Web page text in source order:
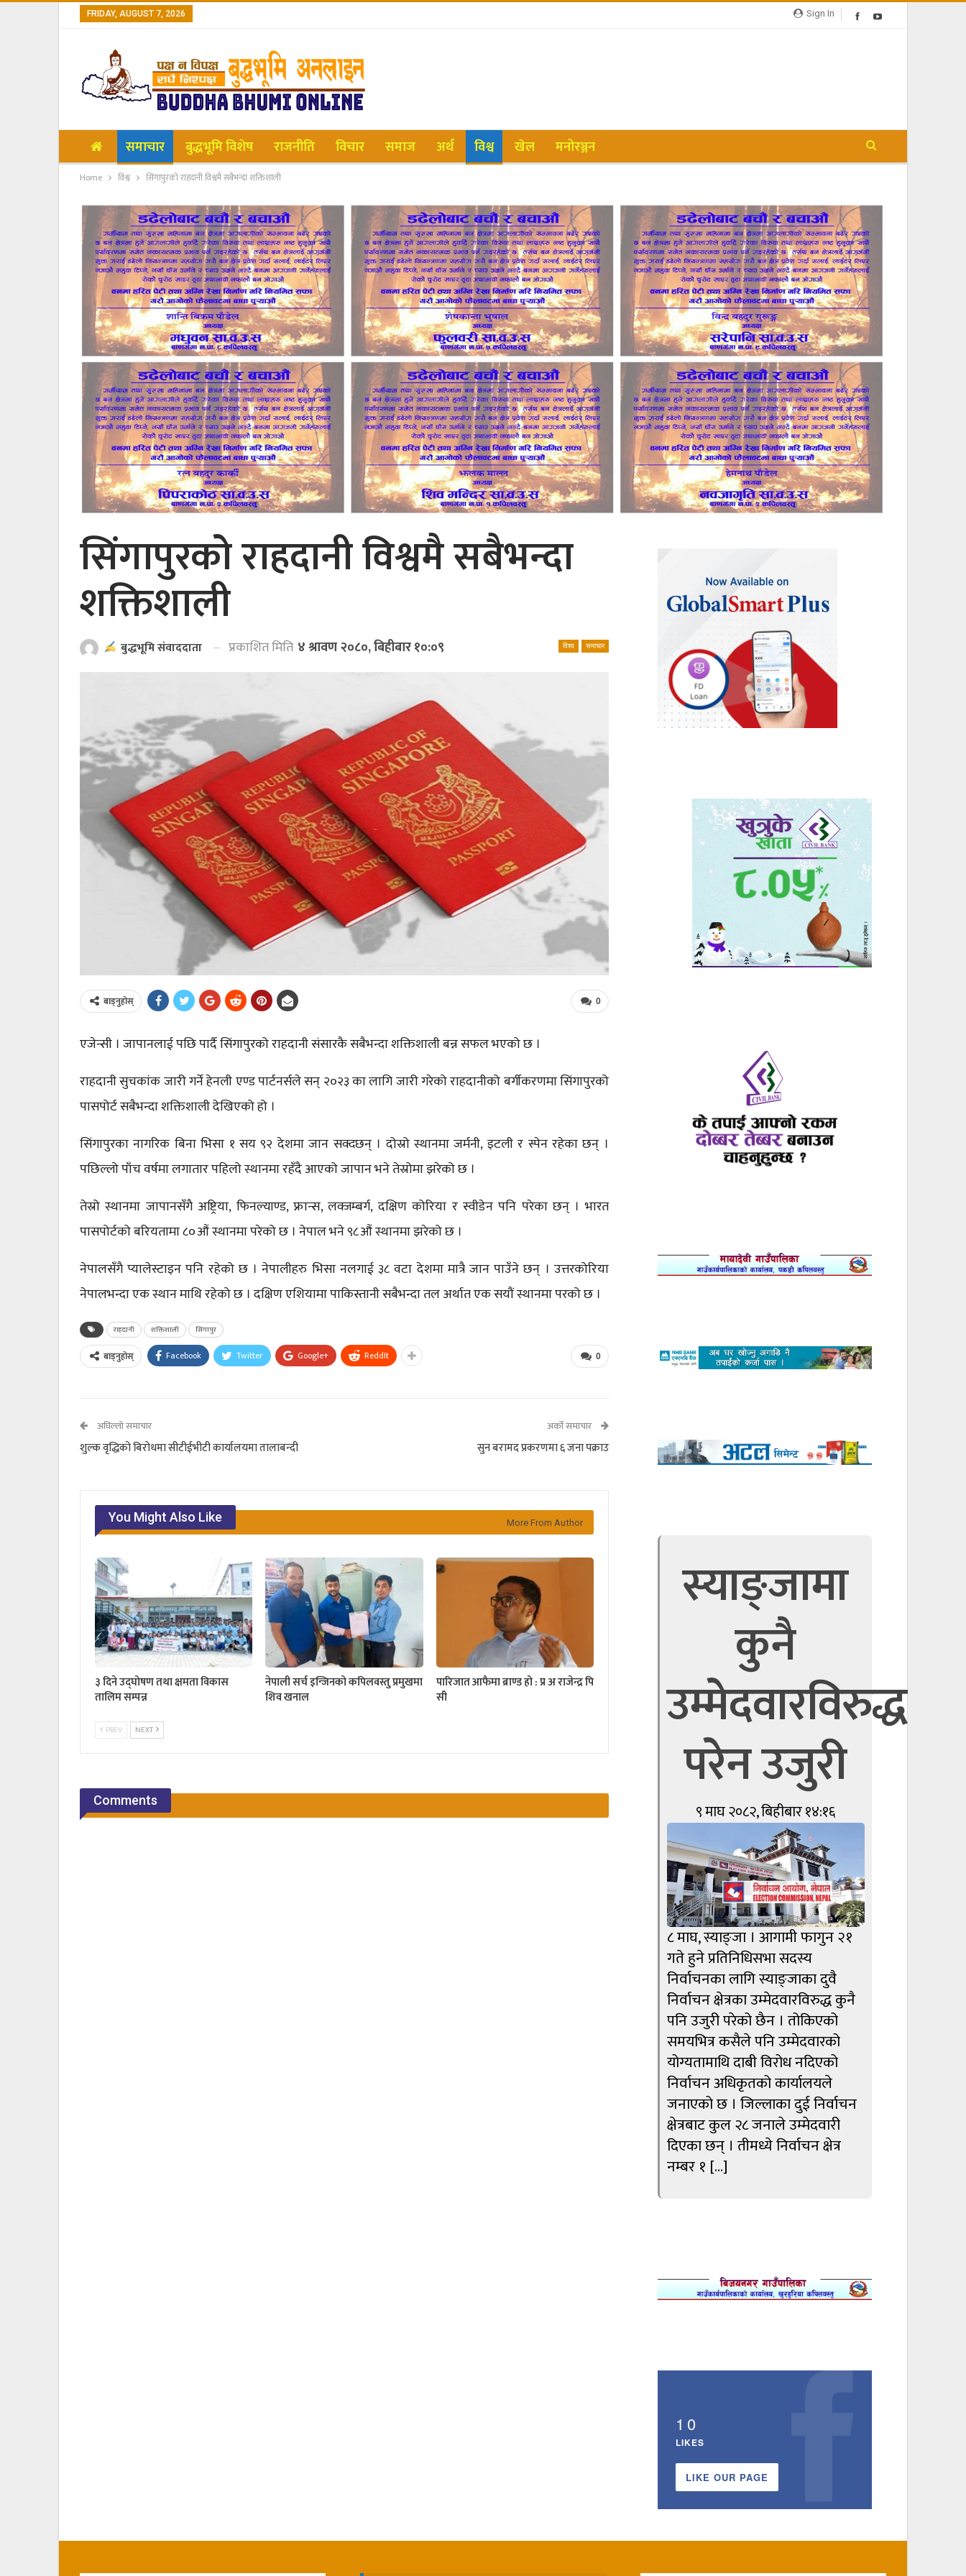
Sign In
FRIDAY, AUGUST 7, 2026
समाचार बुद्धभूमि विशेष राजनीति विचार समाज अर्थ विश्व खेल मनोरञ्जन
Home विश्व सिंगापुरको राहदानी विश्वमै सबैभन्दा शक्तिशाली
सिंगापुरको राहदानी विश्वमै सबैभन्दा
शक्तिशाली
विश्व समाचार
बुद्धभूमि संवाददाता प्रकाशित मिति ४ श्रावण २०८०, बिहीबार १०:०९
0
बाड्नुहोस्
एजेन्सी । जापानलाई पछि पार्दै सिंगापुरको राहदानी संसारकै सबैभन्दा शक्तिशाली बन्न सफल भएको छ ।
राहदानी सुचकांक जारी गर्ने हेनली एण्ड पार्टनर्सले सन् २०२३ का लागि जारी गरेको राहदानीको बर्गीकरणमा सिंगापुरको
पासपोर्ट सबैभन्दा शक्तिशाली देखिएको हो ।
सिंगापुरका नागरिक बिना भिसा १ सय ९२ देशमा जान सक्दछन् । दोस्रो स्थानमा जर्मनी, इटली र स्पेन रहेका छन् ।
पछिल्लो पाँच वर्षमा लगातार पहिलो स्थानमा रहँदै आएको जापान भने तेस्रोमा झरेको छ ।
तेस्रो स्थानमा जापानसँगै अष्ट्रिया, फिनल्याण्ड, फ्रान्स, लक्जम्बर्ग, दक्षिण कोरिया र स्वीडेन पनि परेका छन् । भारत
पासपोर्टको बरियतामा ८०औं स्थानमा परेको छ । नेपाल भने ९८औं स्थानमा झरेको छ ।
नेपालसँगै प्यालेस्टाइन पनि रहेको छ । नेपालीहरु भिसा नलगाई ३८ वटा देशमा मात्रै जान पाउँने छन् । उत्तरकोरिया
नेपालभन्दा एक स्थान माथि रहेको छ । दक्षिण एशियामा पाकिस्तानी सबैभन्दा तल अर्थात एक सयौं स्थानमा परको छ ।
राहदानी शक्तिशाली सिंगापुर
0
बाड्नुहोस् Facebook Twitter Google+ ReddIt
अघिल्लो समाचार
शुल्क वृद्धिको बिरोधमा सीटीईभीटी कार्यालयमा तालाबन्दी
अर्को समाचार
सुन बरामद प्रकरणमा ६ जना पक्राउ
You Might Also Like More From Author
३ दिने उद्घोषण तथा क्षमता विकास
तालिम सम्पन्न
नेपाली सर्च इन्जिनको कपिलवस्तु प्रमुखमा
शिव खनाल
पारिजात आफैमा ब्राण्ड हो : प्र अ राजेन्द्र पि
सी
PREV NEXT
Comments
स्याङ्जामा
कुनै
उम्मेदवारविरुद्ध
परेन उजुरी
९ माघ २०८२, बिहीबार १४:१६
८ माघ, स्याङ्जा । आगामी फागुन २१
गते हुने प्रतिनिधिसभा सदस्य
निर्वाचनका लागि स्याङ्जाका दुवै
निर्वाचन क्षेत्रका उम्मेदवारविरुद्ध कुनै
पनि उजुरी परेको छैन । तोकिएको
समयभित्र कसैले पनि उम्मेदवारको
योग्यतामाथि दाबी विरोध नदिएको
निर्वाचन अधिकृतको कार्यालयले
जनाएको छ । जिल्लाका दुई निर्वाचन
क्षेत्रबाट कुल २८ जनाले उम्मेदवारी
दिएका छन् । तीमध्ये निर्वाचन क्षेत्र
नम्बर १ […]
10
LIKES
LIKE OUR PAGE